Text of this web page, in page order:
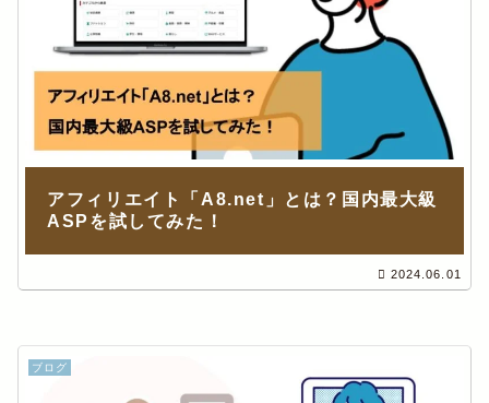
アフィリエイト「A8.net」とは？国内最大級
ASPを試してみた！
2024.06.01
ブログ